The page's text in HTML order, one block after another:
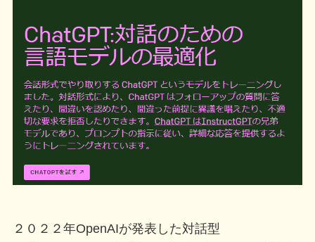
２０２２年OpenAIが発表した対話型